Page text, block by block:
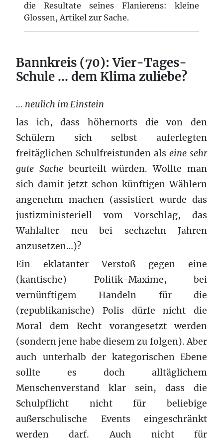
die Resultate seines Flanierens: kleine
Glossen, Artikel zur Sache.
Bannkreis (70): Vier-Tages-
Schule … dem Klima zuliebe?
… neulich im Einstein
las ich, dass höhernorts die von den
Schülern sich selbst auferlegten
freitäglichen Schulfreistunden als eine sehr
gute Sachebeurteilt würden. Wollte man
sich damit jetzt schon künftigen Wählern
angenehm machen (assistiert wurde das
justizministeriell vom Vorschlag, das
Wahlalter neu bei sechzehn Jahren
anzusetzen…)?
Ein eklatanter Verstoß gegen eine
(kantische) Politik-Maxime, bei
vernünftigem Handeln für die
(republikanische) Polis dürfe nicht die
Moral dem Recht vorangesetzt werden
(sondern jene habe diesem zu folgen). Aber
auch unterhalb der kategorischen Ebene
sollte es doch alltäglichem
Menschenverstand klar sein, dass die
Schulpflicht nicht für beliebige
außerschulische Events eingeschränkt
werden darf. Auch nicht für